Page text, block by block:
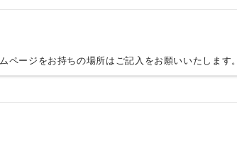
ページをお持ちの場所はご記入をお願いいたします。